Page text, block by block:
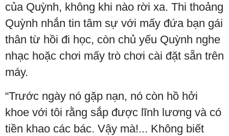
của Quỳnh, không khi nào rời xa. Thi thoảng
Quỳnh nhắn tin tâm sự với mấy đứa bạn gái
thân từ hồi đi học, còn chủ yếu Quỳnh nghe
nhạc hoặc chơi mấy trò chơi cài đặt sẵn trên
máy.
“Trước ngày nó gặp nạn, nó còn hồ hởi
khoe với tôi rằng sắp được lĩnh lương và có
tiền khao các bác. Vậy mà!... Không biết